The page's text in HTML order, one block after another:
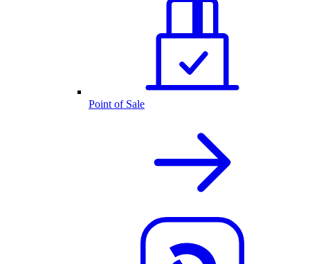
Point of Sale